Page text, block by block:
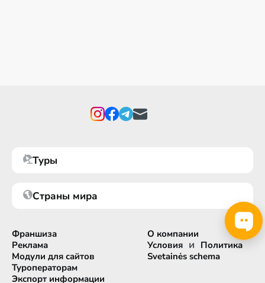
Туры
Страны мира
Франшиза
Реклама
Модули для сайтов
Туроператорам
Экспорт информации
О компании
Условия и Политика
Svetainės schema